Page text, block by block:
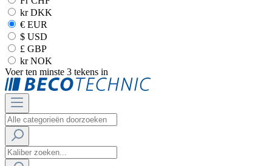
kr DKK
€ EUR
$ USD
£ GBP
kr NOK
Voer ten minste 3 tekens in